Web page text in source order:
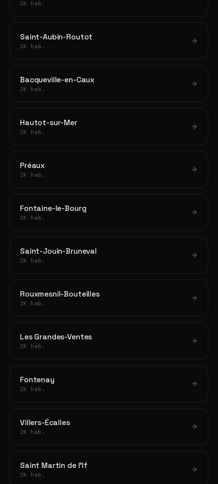
2K hab.
Saint-Aubin-Routot
2K hab.
Bacqueville-en-Caux
2K hab.
Hautot-sur-Mer
2K hab.
Préaux
2K hab.
Fontaine-le-Bourg
2K hab.
Saint-Jouin-Bruneval
2K hab.
Rouxmesnil-Bouteilles
2K hab.
Les Grandes-Ventes
2K hab.
Fontenay
2K hab.
Villers-Écalles
2K hab.
Saint Martin de l'If
2K hab.